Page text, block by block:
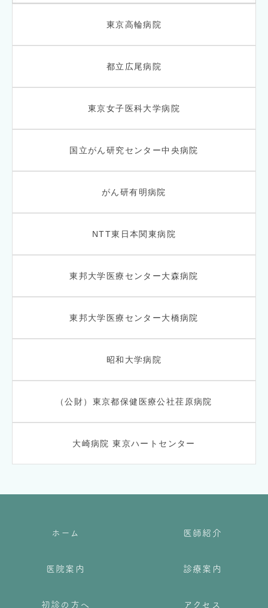
東京高輪病院
都立広尾病院
東京女子医科大学病院
国立がん研究センター中央病院
がん研有明病院
NTT東日本関東病院
東邦大学医療センター大森病院
東邦大学医療センター大橋病院
昭和大学病院
（公財）東京都保健医療公社荏原病院
大崎病院 東京ハートセンター
ホーム 医師紹介
医院案内 診療案内
初診の方へ アクセス